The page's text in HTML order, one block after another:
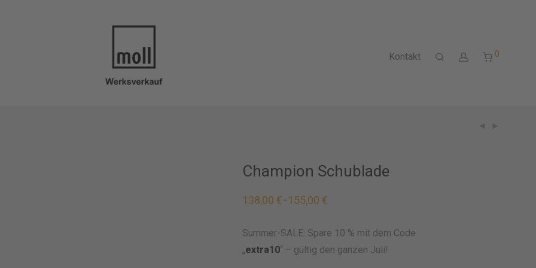
Kontakt 0
Champion Schublade
138,00 €–155,00 €
Summer-SALE: Spare 10 % mit dem Code
„extra10“ – gültig den ganzen Juli!